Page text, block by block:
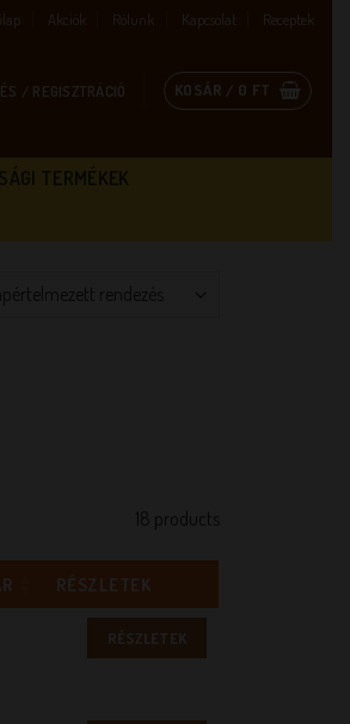
Akciók Rólunk Kapcsolat Receptek
/ REGISZTRÁCIÓ KOSÁR / 0 FT
TERMÉKEK
18 products
RÉSZLETEK
RÉSZLETEK